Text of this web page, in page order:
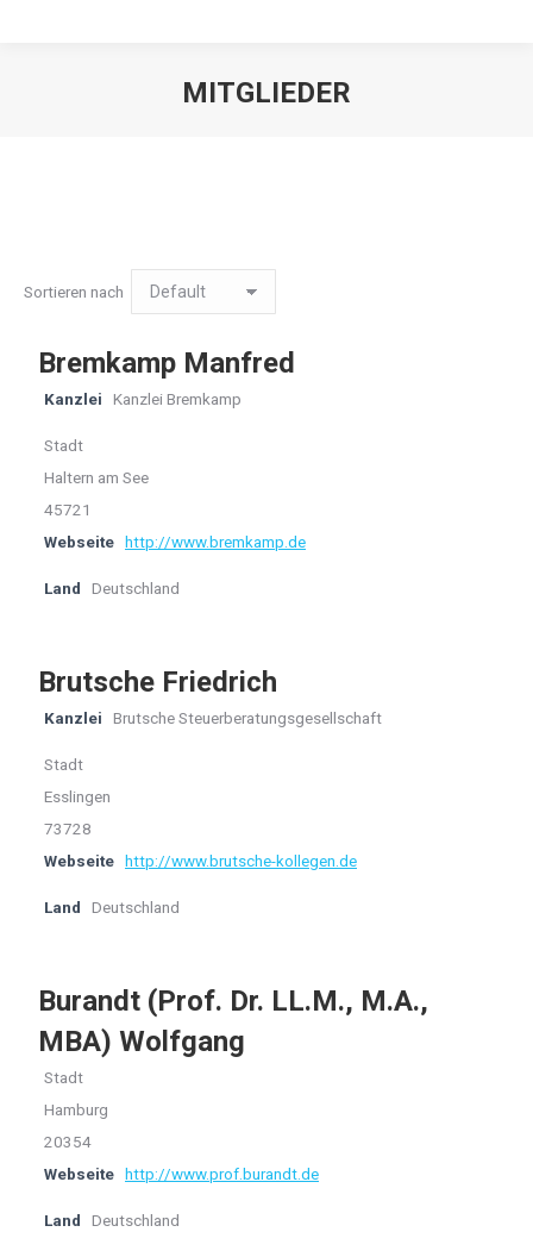
MITGLIEDER
Sortieren nach
Bremkamp Manfred
Kanzlei Kanzlei Bremkamp
Stadt
Haltern am See
45721
Webseite http://www.bremkamp.de
Land Deutschland
Brutsche Friedrich
Kanzlei Brutsche Steuerberatungsgesellschaft
Stadt
Esslingen
73728
Webseite http://www.brutsche-kollegen.de
Land Deutschland
Burandt (Prof. Dr. LL.M., M.A.,
MBA) Wolfgang
Stadt
Hamburg
20354
Webseite http://www.prof.burandt.de
Land Deutschland